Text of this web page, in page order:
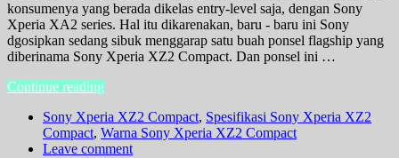
konsumenya yang berada dikelas entry-level saja, dengan Sony
Xperia XA2 series. Hal itu dikarenakan, baru - baru ini Sony
dgosipkan sedang sibuk menggarap satu buah ponsel flagship yang
diberinama Sony Xperia XZ2 Compact. Dan ponsel ini …
Continue reading
Sony Xperia XZ2 Compact, Spesifikasi Sony Xperia XZ2
Compact, Warna Sony Xperia XZ2 Compact
Leave comment